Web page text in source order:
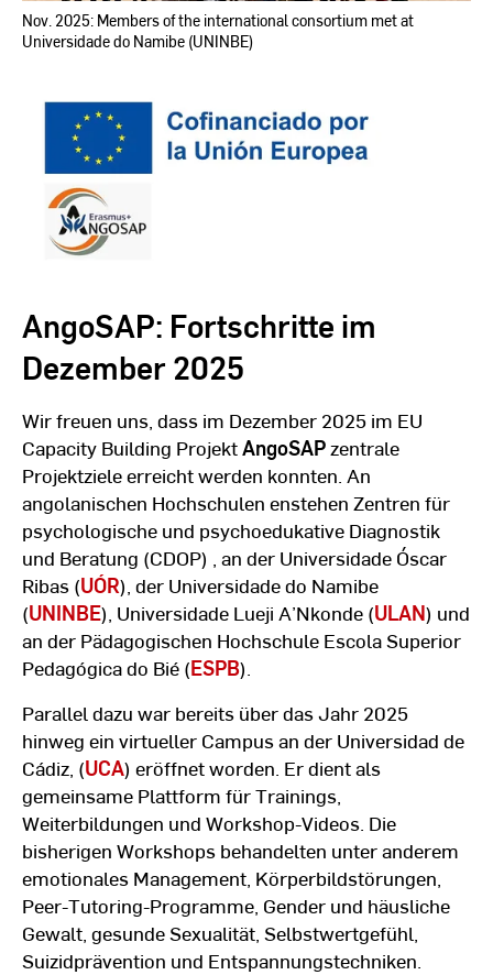
Nov. 2025: Members of the international consortium met at
Universidade do Namibe (UNINBE)
AngoSAP: Fortschritte im
Dezember 2025
Wir freuen uns, dass im Dezember 2025 im EU
Capacity Building ProjektAngoSAPzentrale
Projektziele erreicht werden konnten. An
angolanischen Hochschulen enstehen Zentren für
psychologische und psychoedukative Diagnostik
und Beratung (CDOP) , an der Universidade Óscar
Ribas (UÓR), der Universidade do Namibe
(UNINBE), Universidade Lueji A’Nkonde (ULAN) und
an der Pädagogischen Hochschule Escola Superior
Pedagógica do Bié (ESPB).
Parallel dazu war bereits über das Jahr 2025
hinweg ein virtueller Campus an der Universidad de
Cádiz, (UCA) eröffnet worden. Er dient als
gemeinsame Plattform für Trainings,
Weiterbildungen und Workshop-Videos. Die
bisherigen Workshops behandelten unter anderem
emotionales Management, Körperbildstörungen,
Peer-Tutoring-Programme, Gender und häusliche
Gewalt, gesunde Sexualität, Selbstwertgefühl,
Suizidprävention und Entspannungstechniken.